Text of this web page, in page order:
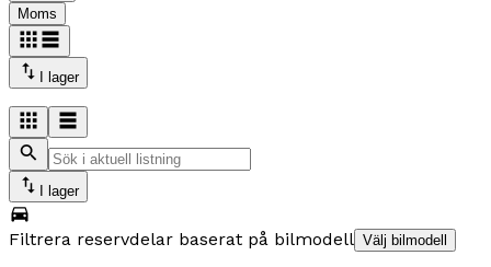
Moms
I lager
I lager
Filtrera reservdelar baserat på bilmodell Välj bilmodell